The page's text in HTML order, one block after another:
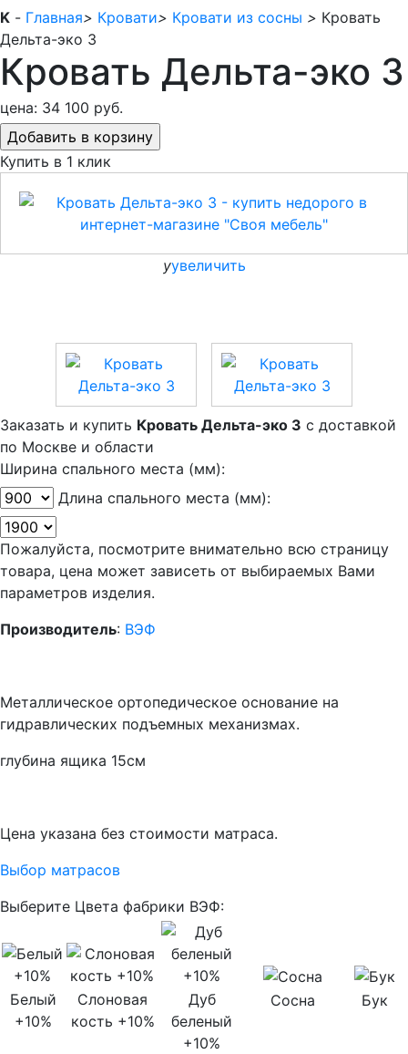
K - Главная> Кровати> Кровати из сосны > Кровать
Дельта-эко 3
Кровать Дельта-эко 3
цена: 34 100 руб.
Купить в 1 клик
yувеличить
Заказать и купить Кровать Дельта-эко 3 с доставкой
по Москве и области
Ширина спального места (мм):
Длина спального места (мм):
Пожалуйста, посмотрите внимательно всю страницу
товара, цена может зависеть от выбираемых Вами
параметров изделия.
Производитель: ВЭФ
Металлическое ортопедическое основание на
гидравлических подъемных механизмах.
глубина ящика 15см
Цена указана без стоимости матраса.
Выбор матрасов
Выберите Цвета фабрики ВЭФ:
Белый
+10%
Слоновая
кость +10%
Дуб
беленый
+10%
Сосна Бук